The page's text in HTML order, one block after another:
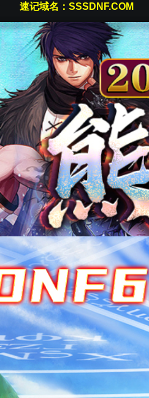
速记域名：SSSDNF.COM